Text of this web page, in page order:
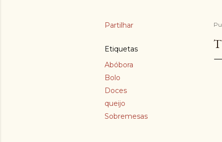
Partilhar
Etiquetas
Abóbora
Bolo
Doces
queijo
Sobremesas